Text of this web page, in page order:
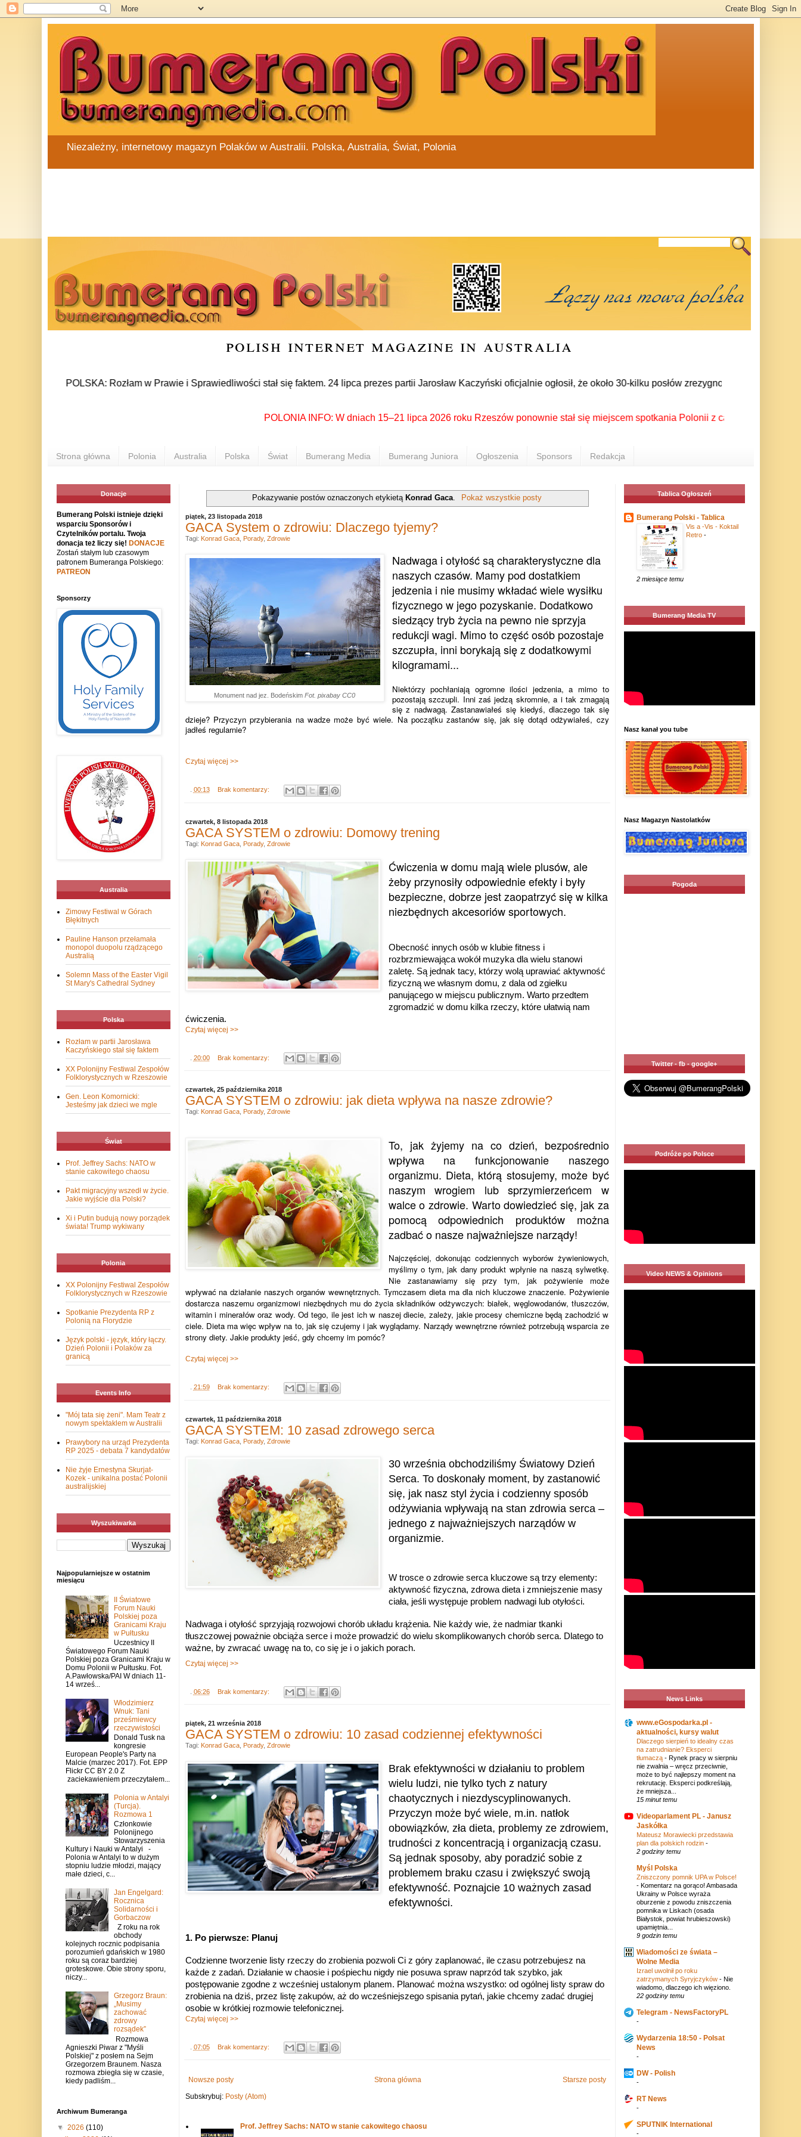
Niezależny, internetowy magazyn Polaków w Australii. Polska, Australia, Świat, Polonia
polish internet magazine in australia
NEWS: POLSKA: Rozłam w Prawie i Sprawiedliwości stał się faktem. 24 lipca prezes partii Jarosław Kaczyński oficjalnie ogłosił, że około 30-kilku posłów zrezygnowało z
POLONIA INFO: W dniach 15–21 lipca 2026 roku Rzeszów ponownie stał się miejscem spotkania Polonii z całego świata
Strona główna Polonia Australia Polska Świat Bumerang Media Bumerang Juniora Ogłoszenia Sponsors Redakcja
Pokazywanie postów oznaczonych etykietą Konrad Gaca. Pokaż wszystkie posty
piątek, 23 listopada 2018
GACA System o zdrowiu: Dlaczego tyjemy?
Monument nad jez. Bodeńskim Fot. pixabay CC0
Nadwaga i otyłość są charakterystyczne dla
naszych czasów. Mamy pod dostatkiem
jedzenia i nie musimy wkładać wiele wysiłku
fizycznego w jego pozyskanie. Dodatkowo
siedzący tryb życia na pewno nie sprzyja
redukcji wagi. Mimo to część osób pozostaje
szczupła, inni borykają się z dodatkowymi
kilogramami...
Niektórzy pochłaniają ogromne ilości jedzenia, a mimo to
pozostają szczupli. Inni zaś jedzą skromnie, a i tak zmagają
się z nadwagą. Zastanawiałeś się kiedyś, dlaczego tak się
dzieje? Przyczyn przybierania na wadze może być wiele. Na początku zastanów się, jak się dotąd odżywiałeś, czy
jadłeś regularnie?
Czytaj więcej >>
00:13 Brak komentarzy:
Tagi: Konrad Gaca, Porady, Zdrowie
czwartek, 8 listopada 2018
GACA SYSTEM o zdrowiu: Domowy trening
Ćwiczenia w domu mają wiele plusów, ale
żeby przynosiły odpowiednie efekty i były
bezpieczne, dobrze jest zaopatrzyć się w kilka
niezbędnych akcesoriów sportowych.
Obecność innych osób w klubie fitness i
rozbrzmiewająca wokół muzyka dla wielu stanowi
zaletę. Są jednak tacy, którzy wolą uprawiać aktywność
fizyczną we własnym domu, z dala od zgiełku
panującego w miejscu publicznym. Warto przedtem
zgromadzić w domu kilka rzeczy, które ułatwią nam
ćwiczenia.
Czytaj więcej >>
20:00 Brak komentarzy:
Tagi: Konrad Gaca, Porady, Zdrowie
czwartek, 25 października 2018
GACA SYSTEM o zdrowiu: jak dieta wpływa na nasze zdrowie?
To, jak żyjemy na co dzień, bezpośrednio
wpływa na funkcjonowanie naszego
organizmu. Dieta, którą stosujemy, może być
naszym wrogiem lub sprzymierzeńcem w
walce o zdrowie. Warto dowiedzieć się, jak za
pomocą odpowiednich produktów można
zadbać o nasze najważniejsze narządy!
Najczęściej, dokonując codziennych wyborów żywieniowych,
myślimy o tym, jak dany produkt wpłynie na naszą sylwetkę.
Nie zastanawiamy się przy tym, jak pożywienie może
wpływać na działanie naszych organów wewnętrznych. Tymczasem dieta ma dla nich kluczowe znaczenie. Pożywienie
dostarcza naszemu organizmowi niezbędnych mu do życia składników odżywczych: białek, węglowodanów, tłuszczów,
witamin i minerałów oraz wody. Od tego, ile jest ich w naszej diecie, zależy, jakie procesy chemiczne będą zachodzić w
ciele. Dieta ma więc wpływ na to, jak się czujemy i jak wyglądamy. Narządy wewnętrzne również potrzebują wsparcia ze
strony diety. Jakie produkty jeść, gdy chcemy im pomóc?
Czytaj więcej >>
. 21:59 Brak komentarzy:
Tagi: Konrad Gaca, Porady, Zdrowie
czwartek, 11 października 2018
GACA SYSTEM: 10 zasad zdrowego serca
30 września obchodziliśmy Światowy Dzień
Serca. To doskonały moment, by zastanowić
się, jak nasz styl życia i codzienny sposób
odżywiania wpływają na stan zdrowia serca –
jednego z najważniejszych narządów w
organizmie.
W trosce o zdrowie serca kluczowe są trzy elementy:
aktywność fizyczna, zdrowa dieta i zmniejszenie masy
ciała, jeśli występuje problem nadwagi lub otyłości.
Nadwaga i otyłość sprzyjają rozwojowi chorób układu krążenia. Nie każdy wie, że nadmiar tkanki
tłuszczowej poważnie obciąża serce i może prowadzić do wielu skomplikowanych chorób serca. Dlatego to
ważne, by zwracać uwagę na to, co się je i o jakich porach.
Czytaj więcej >>
06:26 Brak komentarzy:
Tagi: Konrad Gaca, Porady, Zdrowie
piątek, 21 września 2018
GACA SYSTEM o zdrowiu: 10 zasad codziennej efektywności
Brak efektywności w działaniu to problem
wielu ludzi, nie tylko tych z natury
chaotycznych i niezdyscyplinowanych.
Przyczyn może być wiele, m.in. natłok
obowiązków, zła dieta, problemy ze zdrowiem,
trudności z koncentracją i organizacją czasu.
Są jednak sposoby, aby poradzić sobie z
problemem braku czasu i zwiększyć swoją
efektywność. Poznajcie 10 ważnych zasad
efektywności.
1. Po pierwsze: Planuj
Codzienne tworzenie listy rzeczy do zrobienia pozwoli Ci z góry zaplanować, ile czasu potrzebujesz na
każde z zadań. Działanie w chaosie i pośpiechu nigdy nie posuwa spraw naprzód tak szybko, jak
postępowanie zgodne z wcześniej ustalonym planem. Planować można wszystko: od ogólnej listy spraw do
zrobienia na dziś, przez listę zakupów, aż do wcześniejszego spisania pytań, jakie chcemy zadać drugiej
osobie w krótkiej rozmowie telefonicznej.
Czytaj więcej >>
07:05 Brak komentarzy:
Tagi: Konrad Gaca, Porady, Zdrowie
Nowsze posty Starsze posty
Strona główna
Subskrybuj: Posty (Atom)
Prof. Jeffrey Sachs: NATO w stanie cakowitego chaosu
Donacje
Bumerang Polski istnieje dzięki
wsparciu Sponsorów i
Czytelników portalu. Twoja
donacja też liczy się! DONACJE
Zostań stałym lub czasowym
patronem Bumeranga Polskiego:
PATREON
Sponsorzy
Australia
Zimowy Festiwal w Górach
Błękitnych
Pauline Hanson przełamała
monopol duopolu rządzącego
Australią
Solemn Mass of the Easter Vigil
St Mary's Cathedral Sydney
Polska
Rozłam w partii Jarosława
Kaczyńskiego stał się faktem
XX Polonijny Festiwal Zespołów
Folklorystycznych w Rzeszowie
Gen. Leon Komornicki:
Jesteśmy jak dzieci we mgle
Świat
Prof. Jeffrey Sachs: NATO w
stanie cakowitego chaosu
Pakt migracyjny wszedł w życie.
Jakie wyjście dla Polski?
Xi i Putin budują nowy porządek
świata! Trump wykiwany
Polonia
XX Polonijny Festiwal Zespołów
Folklorystycznych w Rzeszowie
Spotkanie Prezydenta RP z
Polonią na Florydzie
Język polski - język, który łączy.
Dzień Polonii i Polaków za
granicą
Events Info
"Mój tata się żeni". Mam Teatr z
nowym spektaklem w Australii
Prawybory na urząd Prezydenta
RP 2025 - debata 7 kandydatów
Nie żyje Ernestyna Skurjat-
Kozek - unikalna postać Polonii
australijskiej
Wyszukiwarka
Najpopularniejsze w ostatnim
miesiącu
II Światowe
Forum Nauki
Polskiej poza
Granicami Kraju
w Pułtusku
Uczestnicy II
Światowego Forum Nauki
Polskiej poza Granicami Kraju w
Domu Polonii w Pułtusku. Fot.
A.Pawłowska/PAI W dniach 11-
14 wrześ...
Włodzimierz
Wnuk: Tani
prześmiewcy
rzeczywistości
Donald Tusk na
kongresie
European People's Party na
Malcie (marzec 2017). Fot. EPP
Flickr CC BY 2.0 Z
zaciekawieniem przeczytałem...
Polonia w Antalyi
(Turcja).
Rozmowa 1
Członkowie
Polonijnego
Stowarzyszenia
Kultury i Nauki w Antalyi -
Polonia w Antalyi to w dużym
stopniu ludzie młodzi, mający
małe dzieci, c...
Jan Engelgard:
Rocznica
Solidarności i
Gorbaczow
Z roku na rok
obchody
kolejnych rocznic podpisania
porozumień gdańskich w 1980
roku są coraz bardziej
groteskowe. Obie strony sporu,
niczy...
Grzegorz Braun:
„Musimy
zachować
zdrowy
rozsądek”
Rozmowa
Agnieszki Piwar z "Myśli
Polskiej" z posłem na Sejm
Grzegorzem Braunem. Nasza
rozmowa zbiegła się w czasie,
kiedy padliśm...
Archiwum Bumeranga
▼ 2026 (110)
Tablica Ogłoszeń
Bumerang Polski - Tablica
Vis a -Vis - Koktail
Retro -
2 miesiące temu
Bumerang Media TV
Nasz kanał you tube
Nasz Magazyn Nastolatków
Pogoda
Twitter - fb - google+
Podróże po Polsce
Video NEWS & Opinions
News Links
www.eGospodarka.pl -
aktualności, kursy walut
Dlaczego sierpień to idealny czas
na zatrudnianie? Eksperci
tłumaczą - Rynek pracy w sierpniu
nie zwalnia – wręcz przeciwnie,
może to być najlepszy moment na
rekrutację. Eksperci podkreślają,
że mniejsza...
15 minut temu
Videoparlament PL - Janusz
Jaskółka
Mateusz Morawiecki przedstawia
plan dla polskich rodzin -
2 godziny temu
Myśl Polska
Zniszczony pomnik UPA w Polsce!
- Komentarz na gorąco! Ambasada
Ukrainy w Polsce wyraża
oburzenie z powodu zniszczenia
pomnika w Liskach (osada
Białystok, powiat hrubieszowski)
upamiętnia...
9 godzin temu
Wiadomości ze świata –
Wolne Media
Izrael uwolnił po roku
zatrzymanych Syryjczyków - Nie
wiadomo, dlaczego ich więziono.
22 godziny temu
Telegram - NewsFactoryPL
-
Wydarzenia 18:50 - Polsat
News
-
DW - Polish
-
RT News
-
SPUTNIK International
-